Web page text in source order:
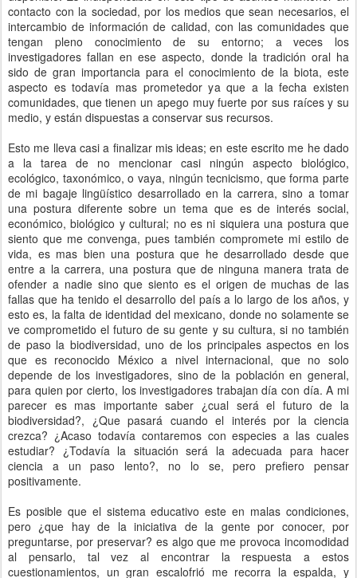
contacto con la sociedad, por los medios que sean necesarios, el
intercambio de información de calidad, con las comunidades que
tengan pleno conocimiento de su entorno; a veces los
investigadores fallan en ese aspecto, donde la tradición oral ha
sido de gran importancia para el conocimiento de la biota, este
aspecto es todavía mas prometedor ya que a la fecha existen
comunidades, que tienen un apego muy fuerte por sus raíces y su
medio, y están dispuestas a conservar sus recursos.
Esto me lleva casi a finalizar mis ideas; en este escrito me he dado
a la tarea de no mencionar casi ningún aspecto biológico,
ecológico, taxonómico, o vaya, ningún tecnicismo, que forma parte
de mi bagaje lingüístico desarrollado en la carrera, sino a tomar
una postura diferente sobre un tema que es de interés social,
económico, biológico y cultural; no es ni siquiera una postura que
siento que me convenga, pues también compromete mi estilo de
vida, es mas bien una postura que he desarrollado desde que
entre a la carrera, una postura que de ninguna manera trata de
ofender a nadie sino que siento es el origen de muchas de las
fallas que ha tenido el desarrollo del país a lo largo de los años, y
esto es, la falta de identidad del mexicano, donde no solamente se
ve comprometido el futuro de su gente y su cultura, si no también
de paso la biodiversidad, uno de los principales aspectos en los
que es reconocido México a nivel internacional, que no solo
depende de los investigadores, sino de la población en general,
para quien por cierto, los investigadores trabajan día con día. A mi
parecer es mas importante saber ¿cual será el futuro de la
biodiversidad?, ¿Que pasará cuando el interés por la ciencia
crezca? ¿Acaso todavía contaremos con especies a las cuales
estudiar? ¿Todavía la situación será la adecuada para hacer
ciencia a un paso lento?, no lo se, pero prefiero pensar
positivamente.
Es posible que el sistema educativo este en malas condiciones,
pero ¿que hay de la iniciativa de la gente por conocer, por
preguntarse, por preservar? es algo que me provoca incomodidad
al pensarlo, tal vez al encontrar la respuesta a estos
cuestionamientos, un gran escalofrió me recorra la espalda, y